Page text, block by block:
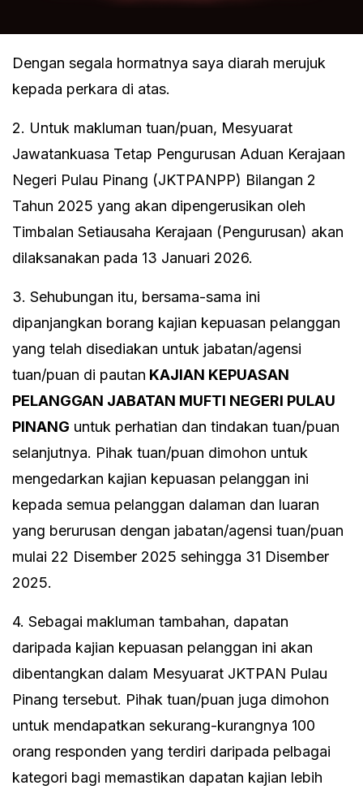
Dengan segala hormatnya saya diarah merujuk
kepada perkara di atas.
2. Untuk makluman tuan/puan, Mesyuarat
Jawatankuasa Tetap Pengurusan Aduan Kerajaan
Negeri Pulau Pinang (JKTPANPP) Bilangan 2
Tahun 2025 yang akan dipengerusikan oleh
Timbalan Setiausaha Kerajaan (Pengurusan) akan
dilaksanakan pada 13 Januari 2026.
3. Sehubungan itu, bersama-sama ini
dipanjangkan borang kajian kepuasan pelanggan
yang telah disediakan untuk jabatan/agensi
tuan/puan di pautan KAJIAN KEPUASAN
PELANGGAN JABATAN MUFTI NEGERI PULAU
PINANG untuk perhatian dan tindakan tuan/puan
selanjutnya. Pihak tuan/puan dimohon untuk
mengedarkan kajian kepuasan pelanggan ini
kepada semua pelanggan dalaman dan luaran
yang berurusan dengan jabatan/agensi tuan/puan
mulai 22 Disember 2025 sehingga 31 Disember
2025.
4. Sebagai makluman tambahan, dapatan
daripada kajian kepuasan pelanggan ini akan
dibentangkan dalam Mesyuarat JKTPAN Pulau
Pinang tersebut. Pihak tuan/puan juga dimohon
untuk mendapatkan sekurang-kurangnya 100
orang responden yang terdiri daripada pelbagai
kategori bagi memastikan dapatan kajian lebih